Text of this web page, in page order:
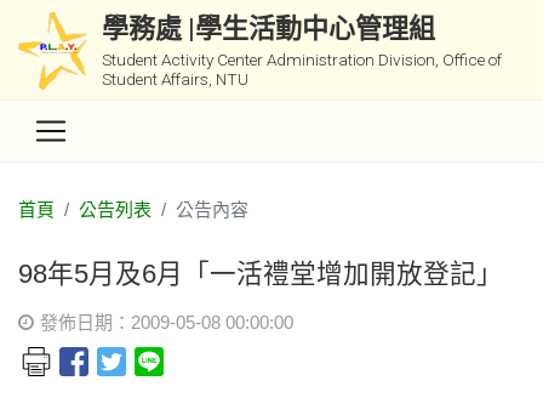
學務處 |學生活動中心管理組
Student Activity Center Administration Division, Office of
Student Affairs, NTU
首頁 公告列表 公告內容
98年5月及6月「一活禮堂增加開放登記」
發佈日期：2009-05-08 00:00:00